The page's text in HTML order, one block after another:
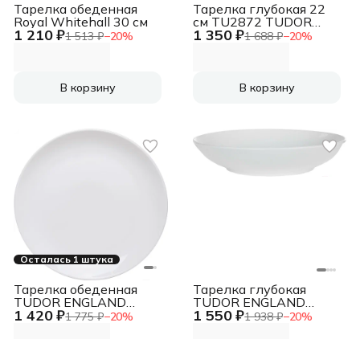
1 210 ₽1 513 ₽−20%
Тарелка обеденная
Royal Whitehall 30 см
В корзину
1 350 ₽1 688 ₽−20%
Тарелка глубокая 22
см TU2872 TUDOR
ENGLAND Royal Lance
В корзину
Осталась 1 штука
1 420 ₽1 775 ₽−20%
Тарелка обеденная
TUDOR ENGLAND
Royal белый 25.5 см
1 550 ₽1 938 ₽−20%
Тарелка глубокая
TUDOR ENGLAND
Royal White 23 см